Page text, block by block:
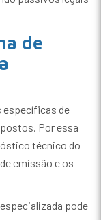
de
específicas de
Por essa
técnico do
emissão e os
pode